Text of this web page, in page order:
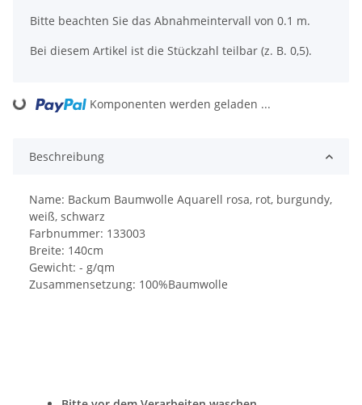
Bitte beachten Sie das Abnahmeintervall von 0.1 m.
Bei diesem Artikel ist die Stückzahl teilbar (z. B. 0,5).
Komponenten werden geladen ...
Beschreibung
Name: Backum Baumwolle Aquarell rosa, rot, burgundy,
weiß, schwarz
Farbnummer: 133003
Breite: 140cm
Gewicht: - g/qm
Zusammensetzung: 100%Baumwolle